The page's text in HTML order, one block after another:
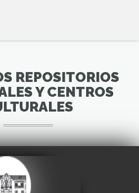
REPOSITORIOS
Y CENTROS